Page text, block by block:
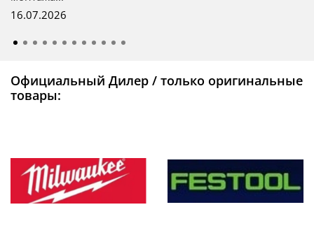
16.07.2026
Официальный Дилер / только оригинальные
товары: